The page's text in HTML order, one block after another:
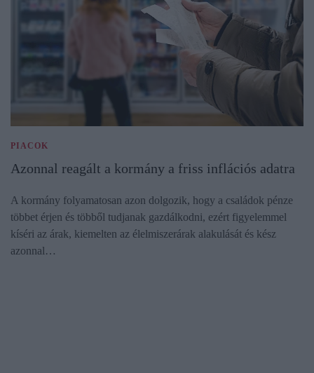
PIACOK
Azonnal reagált a kormány a friss inflációs adatra
A kormány folyamatosan azon dolgozik, hogy a családok pénze
többet érjen és többől tudjanak gazdálkodni, ezért figyelemmel
kíséri az árak, kiemelten az élelmiszerárak alakulását és kész
azonnal…